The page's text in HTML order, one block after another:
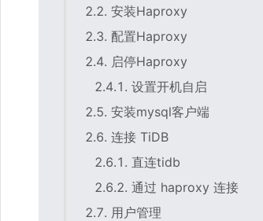
2.2. 安装Haproxy
2.3. 配置Haproxy
2.4. 启停Haproxy
2.4.1. 设置开机自启
2.5. 安装mysql客户端
2.6. 连接 TiDB
2.6.1. 直连tidb
2.6.2. 通过 haproxy 连接
2.7. 用户管理